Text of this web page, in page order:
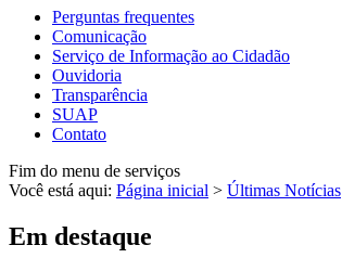
Perguntas frequentes
Comunicação
Serviço de Informação ao Cidadão
Ouvidoria
Transparência
SUAP
Contato
Fim do menu de serviços
Você está aqui: Página inicial > Últimas Notícias
Em destaque